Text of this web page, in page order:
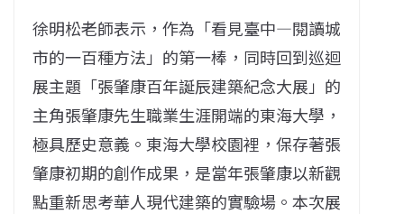
徐明松老師表示，作為「看見臺中—閱讀城
市的一百種方法」的第一棒，同時回到巡迴
展主題「張肇康百年誕辰建築紀念大展」的
主角張肇康先生職業生涯開端的東海大學，
極具歷史意義。東海大學校園裡，保存著張
肇康初期的創作成果，是當年張肇康以新觀
點重新思考華人現代建築的實驗場。本次展